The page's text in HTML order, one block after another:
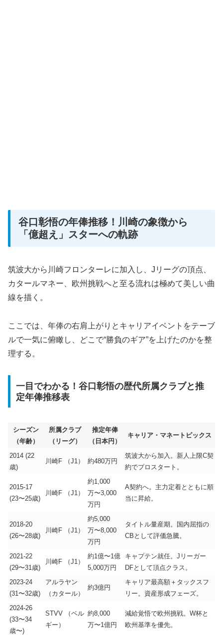
谷口彰悟の年俸推移！川崎の象徴から
「億超え」スターへの軌跡
筑波大から川崎フロンターレに加入し、Jリーグの頂点、
カタールマネー、欧州挑戦へと至る流れは極めて美しい曲
線を描く。
ここでは、年俸の右肩上がりとキャリアイベントをテーブ
ルで一気に俯瞰し、どこで“勝負のギア”を上げたのかを整
理する。
一目でわかる！谷口彰悟の歴代所属クラブと推
定年俸推移表
シーズン
（年齢）
所属クラブ
（リーグ）
推定年俸
（日本円）
キャリア・マネートピックス
2014 (22
歳)
川崎F （J1） 約480万円
筑波大から加入。新人上限C契
約でプロスタート。
2015-17
(23〜25歳)
川崎F （J1）
約1,000
万〜3,000
万円
A契約へ。主力定着とともに順
当に昇給。
2018-20
(26〜28歳)
川崎F （J1）
約5,000
万〜8,000
万円
タイトル量産期。国内屈指の
CBとして評価急騰。
2021-22
(29〜31歳)
川崎F （J1）
約1億〜1億
5,000万円
キャプテン就任。Jリーガー
DFとして頂点クラス。
2023-24
(31〜32歳)
アルラヤン
（カタール）
約3億円
キャリア最高額＋タックスフ
リー。資産形成フェーズ。
2024-26
(33〜34
歳〜)
STVV
（ベル
ギー）
約8,000
万〜1億円
減給覚悟で欧州挑戦。W杯と
欧州基準を優先。